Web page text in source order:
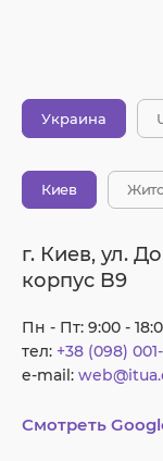
Украина
Киев
г. Киев, ул.
корпус B9
Пн - Пт: 9:00 -
тел: +38 (098)
e-mail:
Смотреть